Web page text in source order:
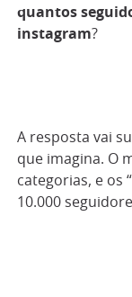
quantos
instagram?
A resposta vai
que imagina. O
categorias, e os
10.000